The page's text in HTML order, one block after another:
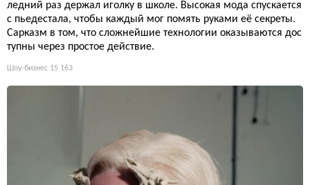
ледний раз держал иголку в школе. Высокая мода спускается
с пьедестала, чтобы каждый мог помять руками её секреты.
Сарказм в том, что сложнейшие технологии оказываются дос
тупны через простое действие.
Шоу-бизнес 15 163